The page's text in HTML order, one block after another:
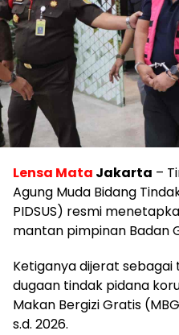
Lensa Mata Jakarta –
Agung Muda Bidang
PIDSUS) resmi
mantan pimpinan Badan
Ketiganya dijerat
dugaan tindak pidana
Makan Bergizi Gratis
s.d. 2026.